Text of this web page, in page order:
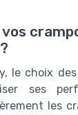
le choix
ses
les